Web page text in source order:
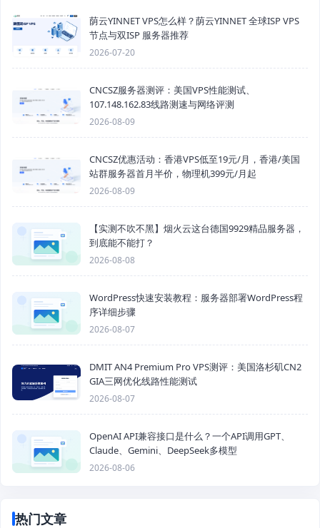
荫云YINNET VPS怎么样？荫云YINNET 全球ISP VPS
节点与双ISP 服务器推荐
2026-07-20
CNCSZ服务器测评：美国VPS性能测试、
107.148.162.83线路测速与网络评测
2026-08-09
CNCSZ优惠活动：香港VPS低至19元/月，香港/美国
站群服务器首月半价，物理机399元/月起
2026-08-09
【实测不吹不黑】烟火云这台德国9929精品服务器，
到底能不能打？
2026-08-08
WordPress快速安装教程：服务器部署WordPress程
序详细步骤
2026-08-07
DMIT AN4 Premium Pro VPS测评：美国洛杉矶CN2
GIA三网优化线路性能测试
2026-08-07
OpenAI API兼容接口是什么？一个API调用GPT、
Claude、Gemini、DeepSeek多模型
2026-08-06
热门文章